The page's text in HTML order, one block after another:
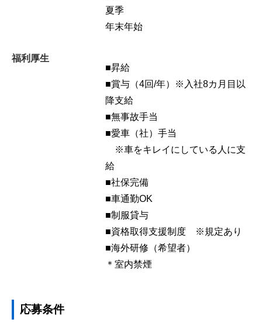
夏季
年末年始
福利厚生
■昇給
■賞与（4回/年）※入社8カ月目以
降支給
■無事故手当
■愛車（社）手当
※車をキレイにしている人に支
給
■社保完備
■車通勤OK
■制服貸与
■資格取得支援制度 ※規定あり
■海外研修（希望者）
＊室内禁煙
応募条件